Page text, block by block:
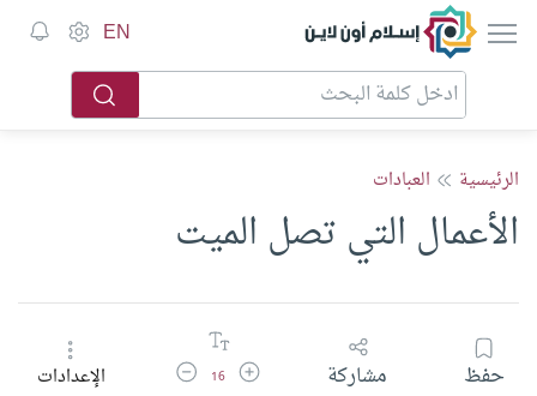
إسلام أون لاين EN
الرئيسية العبادات
الأعمال التي تصل الميت
حفظ مشاركة زيادة حجم الخط
16 تقليل حجم الخطالإعدادات